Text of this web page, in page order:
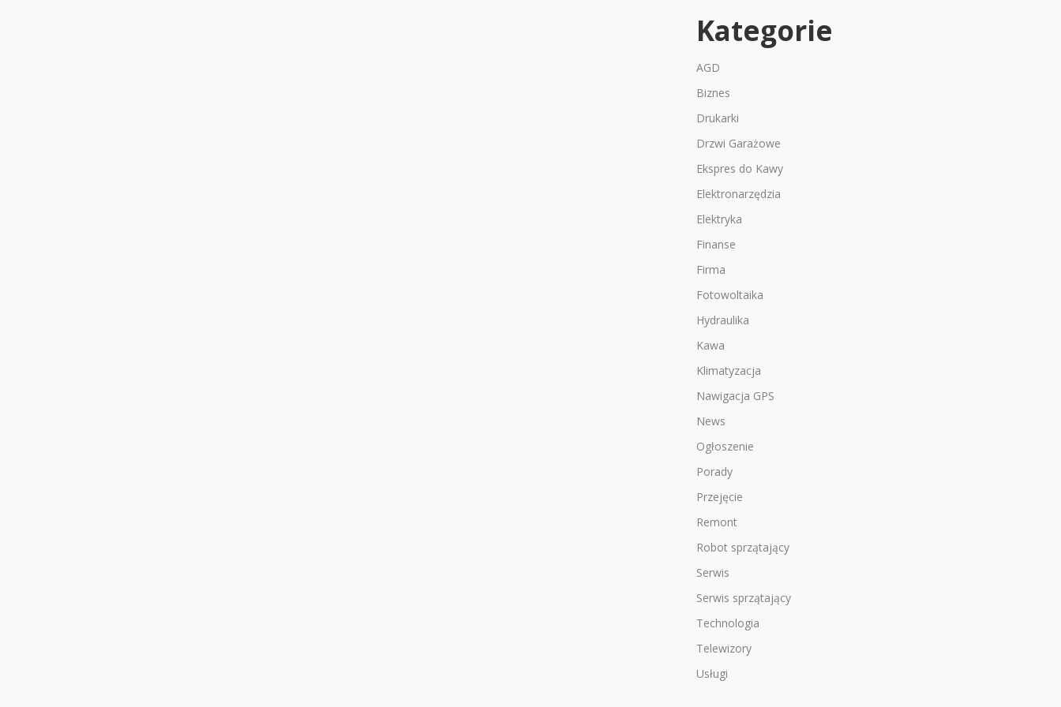
Kategorie
AGD
Biznes
Drukarki
Drzwi Garażowe
Ekspres do Kawy
Elektronarzędzia
Elektryka
Finanse
Firma
Fotowoltaika
Hydraulika
Kawa
Klimatyzacja
Nawigacja GPS
News
Ogłoszenie
Porady
Przejęcie
Remont
Robot sprzątający
Serwis
Serwis sprzątający
Technologia
Telewizory
Usługi